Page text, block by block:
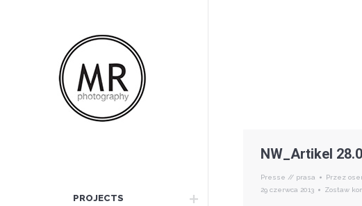
PROJECTS
NW_Artikel
Presse // prasa Przez
29 czerwca 2013
Zostaw